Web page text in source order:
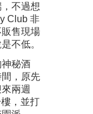
不過想
Club 非
售現場
不低。
秘酒
，原先
兩週
，並打